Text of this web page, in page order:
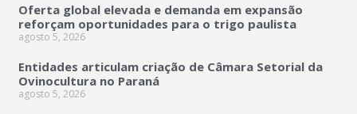
Oferta global elevada e demanda em expansão
reforçam oportunidades para o trigo paulista
agosto 5, 2026
Entidades articulam criação de Câmara Setorial da
Ovinocultura no Paraná
agosto 5, 2026